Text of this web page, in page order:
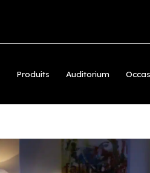
Produits Auditorium